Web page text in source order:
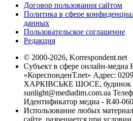
Договор пользования сайтом
Политика в сфере
данных
Пользовательское соглашение
Редакция
© 2000-2026, Korrespondent.net
Субъект в сфере онлайн-медиа
«КореспонденТ.net» Адрес:
ХАРКІВСЬКЕ ШОСЕ, будинок
sunlight@mediadim.com.ua
Идентификатор медиа - R40-
Использование любых
сайте, разрешается при